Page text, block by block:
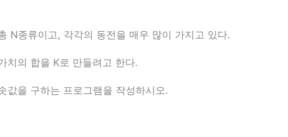
N종류이고, 각각의 동전을 매우 많이 가지고 있다.
치의 합을 K로 만들려고 한다.
값을 구하는 프로그램을 작성하시오.